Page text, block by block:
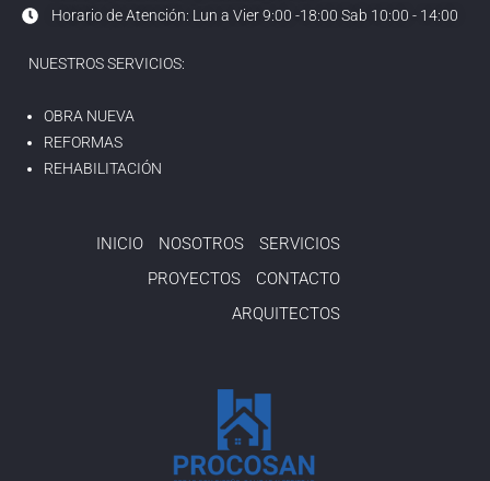
Horario de Atención: Lun a Vier 9:00 -18:00 Sab 10:00 - 14:00
NUESTROS SERVICIOS:
OBRA NUEVA
REFORMAS
REHABILITACIÓN
INICIO NOSOTROS
SERVICIOS
PROYECTOS
CONTACTO
ARQUITECTOS